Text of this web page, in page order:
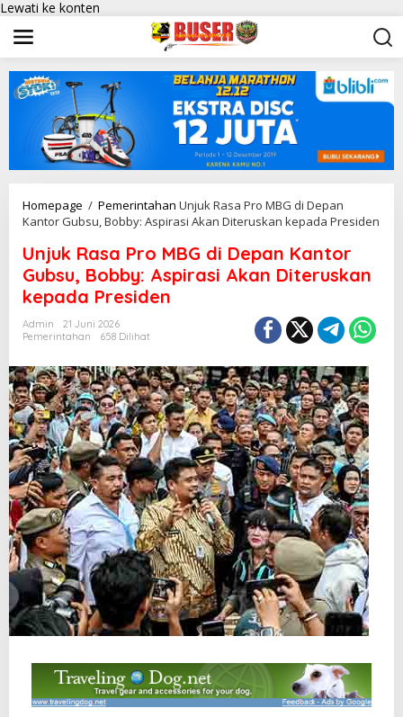
Lewati ke konten
Homepage / Pemerintahan Unjuk Rasa Pro MBG di Depan
Kantor Gubsu, Bobby: Aspirasi Akan Diteruskan kepada Presiden
Unjuk Rasa Pro MBG di Depan Kantor
Gubsu, Bobby: Aspirasi Akan Diteruskan
kepada Presiden
Admin
21 Juni 2026
Pemerintahan
658 Dilihat